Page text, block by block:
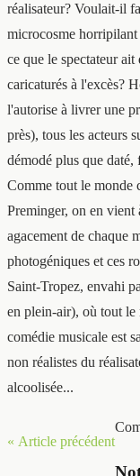
réalisateur? Voulait-il
microcosme horripilant
ce que le spectateur
caricaturés à l'excès?
l'autorise à livrer une
près), tous les acteurs
démodé plus que daté,
Comme tout le monde
Preminger, on en vient
agacement de chaque
photogéniques et ces
Saint-Tropez, envahi
en plein-air), où tout le
comédie musicale est
non réalistes du
alcoolisée...
« Article précédent